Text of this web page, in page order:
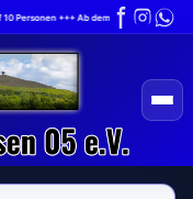
Personen +++ Ab dem 1.7.2026 gilt die